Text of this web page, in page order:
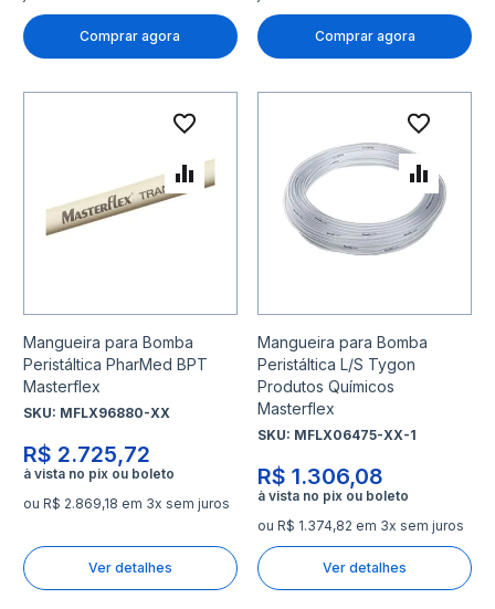
Comprar agora Comprar agora
Mangueira para Bomba
Peristáltica PharMed BPT
Masterflex
SKU: MFLX96880-XX
R$ 2.725,72
ou R$ 2.869,18 em 3x sem juros
Ver detalhes
Adicionar à lista de
Adicionar para Comparar
Mangueira para Bomba
Peristáltica L/S Tygon
Produtos Químicos
Masterflex
SKU: MFLX06475-XX-1
R$ 1.306,08
ou R$ 1.374,82 em 3x sem juros
Ver detalhes